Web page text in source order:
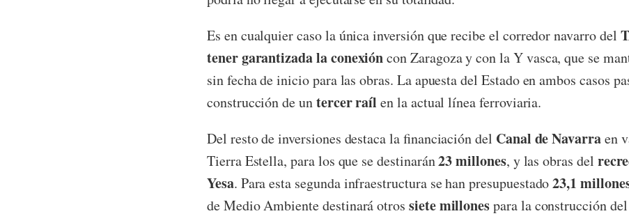
Es en cualquier caso la única inversión que recibe el corredor navarro del
tener garantizada la conexióncon Zaragoza y con la Y vasca, que se
sin fecha de inicio para las obras. La apuesta del Estado en ambos casos
construcción de untercer raílen la actual línea ferroviaria.
Del resto de inversiones destaca la financiación del Canal de Navarraen
Tierra Estella, para los que se destinarán23 millones, y las obras del
Yesa. Para esta segunda infraestructura se han presupuestado23,1
de Medio Ambiente destinará otros siete millonespara la construcción